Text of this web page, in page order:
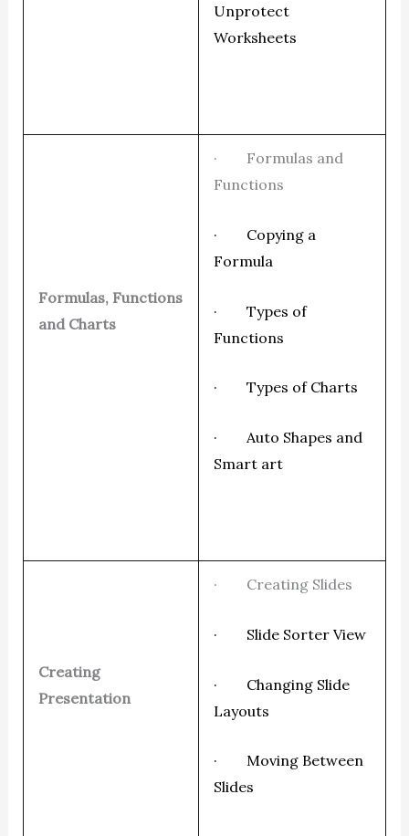
Unprotect
Worksheets
Formulas, Functions
and Charts
· Formulas and
Functions
· Copying a
Formula
· Types of
Functions
· Types of Charts
· Auto Shapes and
Smart art
Creating
Presentation
· Creating Slides
· Slide Sorter View
· Changing Slide
Layouts
· Moving Between
Slides